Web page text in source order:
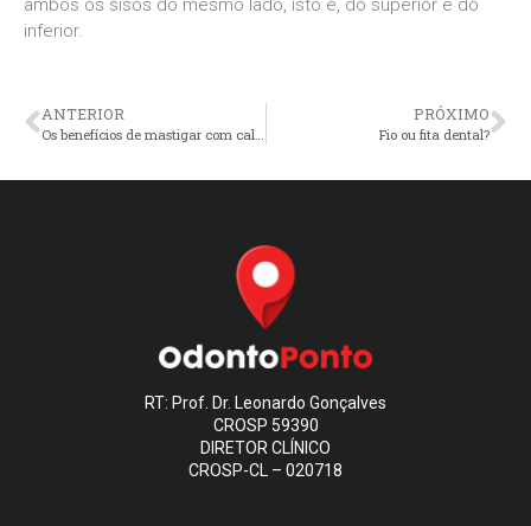
ambos os sisos do mesmo lado, isto é, do superior e do
inferior.
ANTERIOR PRÓXIMO
Fio ou fita dental?
RT: Prof. Dr. Leonardo Gonçalves
CROSP 59390
DIRETOR CLÍNICO
CROSP-CL – 020718